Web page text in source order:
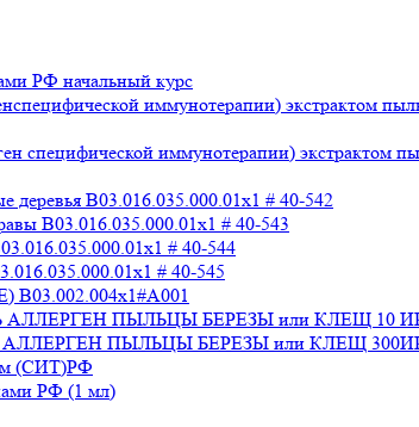
РФ начальный курс
иммунотерапии) экстрактом
специфической иммунотерапии) экстрактом
B03.016.035.000.01x1 # 40-542
B03.016.035.000.01x1 # 40-543
# 40-544
# 40-545
В03.002.004x1#А001
АЛЛЕРГЕН ПЫЛЬЦЫ БЕРЕЗЫ или КЛЕЩ 10
АЛЛЕРГЕН ПЫЛЬЦЫ БЕРЕЗЫ или КЛЕЩ
(СИТ)РФ
РФ (1 мл)